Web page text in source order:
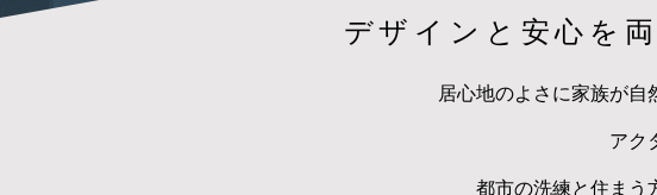
デザインと安心を両
居心地のよさに家族が自
アク
都市の洗練と住まう